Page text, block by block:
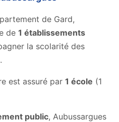
de Gard,
de 1 établissements
la scolarité des
est assuré par 1 école (1
public, Aubussargues